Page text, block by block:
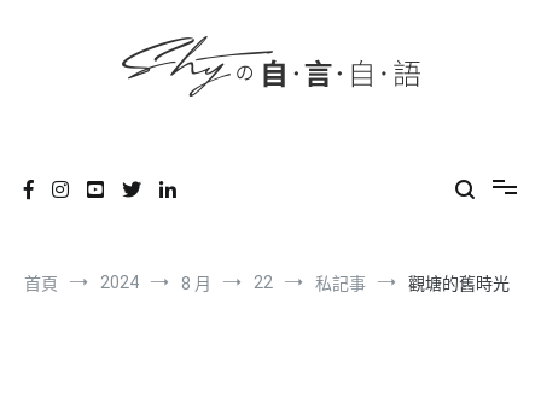
首頁 2024 8 月 22 私記事 觀塘的舊時光